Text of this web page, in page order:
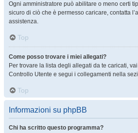
Ogni amministratore può abilitare o meno certi
sicuro di ciò che è permesso caricare, contatta
assistenza.
Top
Come posso trovare i miei allegati?
Per trovare la lista degli allegati da te caricati,
Controllo Utente e segui i collegamenti nella
Top
Informazioni su phpBB
Chi ha scritto questo programma?